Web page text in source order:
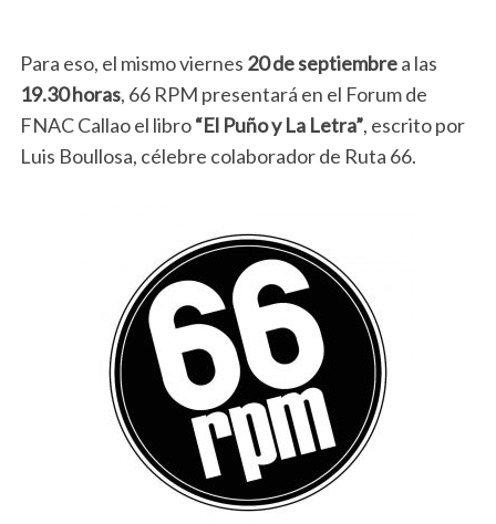
Para eso, el mismo viernes 20 de septiembrea las
19.30 horas, 66 RPM presentará en el Forum de
FNAC Callao el libro“El Puño y La Letra”, escrito por
Luis Boullosa, célebre colaborador de Ruta 66.